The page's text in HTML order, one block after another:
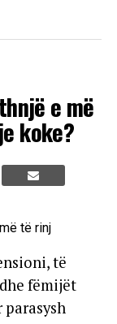
e më
koke?
të
fëmijët
parasysh